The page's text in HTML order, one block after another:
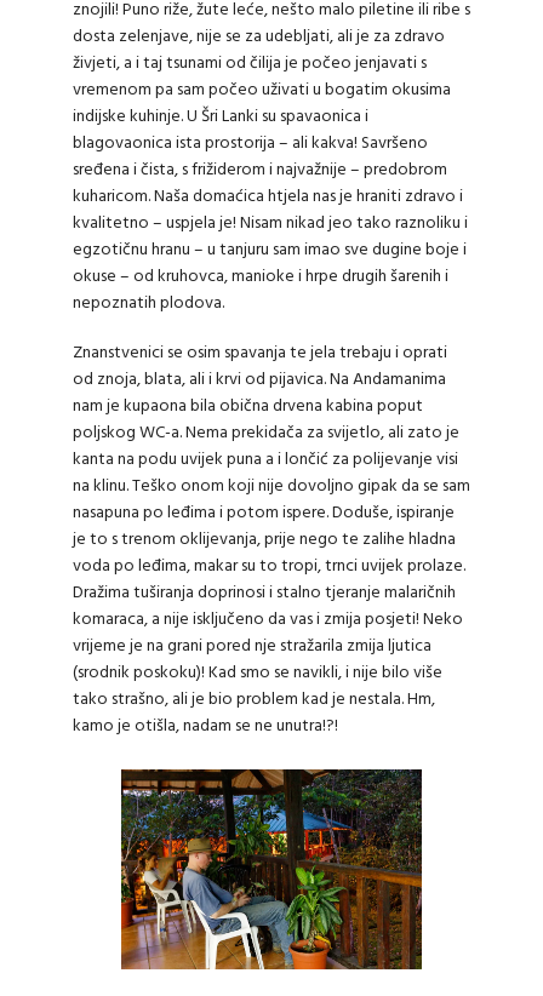
znojili! Puno riže, žute leće, nešto malo piletine ili ribe s
dosta zelenjave, nije se za udebljati, ali je za zdravo
živjeti, a i taj tsunami od čilija je počeo jenjavati s
vremenom pa sam počeo uživati u bogatim okusima
indijske kuhinje. U Šri Lanki su spavaonica i
blagovaonica ista prostorija – ali kakva! Savršeno
sređena i čista, s frižiderom i najvažnije – predobrom
kuharicom. Naša domaćica htjela nas je hraniti zdravo i
kvalitetno – uspjela je! Nisam nikad jeo tako raznoliku i
egzotičnu hranu – u tanjuru sam imao sve dugine boje i
okuse – od kruhovca, manioke i hrpe drugih šarenih i
nepoznatih plodova.
Znanstvenici se osim spavanja te jela trebaju i oprati
od znoja, blata, ali i krvi od pijavica. Na Andamanima
nam je kupaona bila obična drvena kabina poput
poljskog WC-a. Nema prekidača za svijetlo, ali zato je
kanta na podu uvijek puna a i lončić za polijevanje visi
na klinu. Teško onom koji nije dovoljno gipak da se sam
nasapuna po leđima i potom ispere. Doduše, ispiranje
je to s trenom oklijevanja, prije nego te zalihe hladna
voda po leđima, makar su to tropi, trnci uvijek prolaze.
Dražima tuširanja doprinosi i stalno tjeranje malaričnih
komaraca, a nije isključeno da vas i zmija posjeti! Neko
vrijeme je na grani pored nje stražarila zmija ljutica
(srodnik poskoku)! Kad smo se navikli, i nije bilo više
tako strašno, ali je bio problem kad je nestala. Hm,
kamo je otišla, nadam se ne unutra!?!